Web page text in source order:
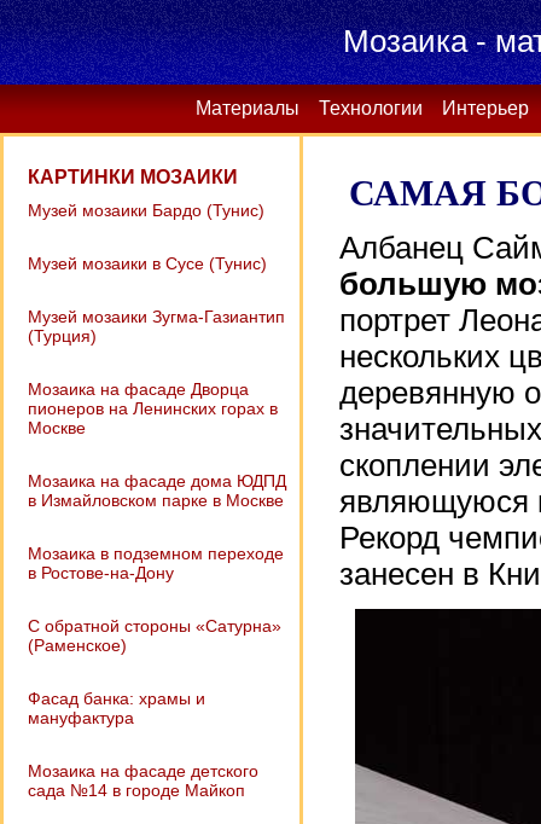
Мозаика -
Материалы Технологии Интерьер
КАРТИНКИ МОЗАИКИ
Музей мозаики Бардо (Тунис)
Музей мозаики в Сусе (Тунис)
Музей мозаики Зугма-Газиантип
(Турция)
Мозаика на фасаде Дворца
пионеров на Ленинских горах в
Москве
Мозаика на фасаде дома ЮДПД
в Измайловском парке в Москве
Мозаика в подземном переходе
в Ростове-на-Дону
С обратной стороны «Сатурна»
(Раменское)
Фасад банка: храмы и
мануфактура
Мозаика на фасаде детского
сада №14 в городе Майкоп
САМАЯ
Албанец
большую
портрет
нескольких
деревянную
скоплении
являющуюся
Рекорд
занесен в